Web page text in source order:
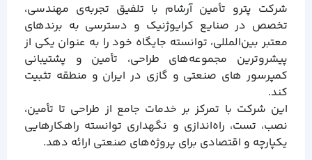
شرکت پترو تأمین آرشام با تلفیق تجربه‌ی مهندسی،
تخصص در صنایع کرایوژنیک و دسترسی به برندهای
معتبر بین‌المللی، توانسته جایگاه خود را به عنوان یکی از
پیشروترین مجموعه‌های طراحی، تأمین و پشتیبانی
کمپرسور های صنعتی و گازی در ایران و منطقه تثبیت
کند.
این شرکت با تمرکز بر خدمات جامع از طراحی تا تأمین،
نصب، تست، راه‌اندازی و نگهداری توانسته راهکارهایی
یکپارچه و اقتصادی برای پروژه‌های صنعتی ارائه دهد.